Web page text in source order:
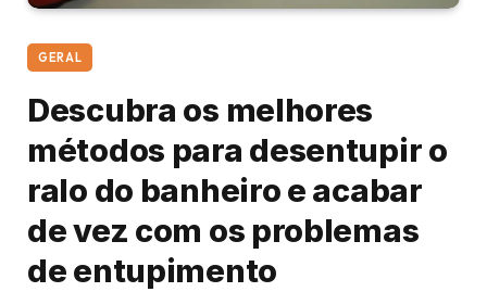
GERAL
Descubra os melhores
métodos para desentupir o
ralo do banheiro e acabar
de vez com os problemas
de entupimento